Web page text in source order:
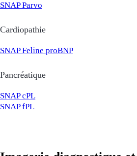
SNAP Parvo
Cardiopathie
SNAP Feline proBNP
Pancréatique
SNAP cPL
SNAP fPL